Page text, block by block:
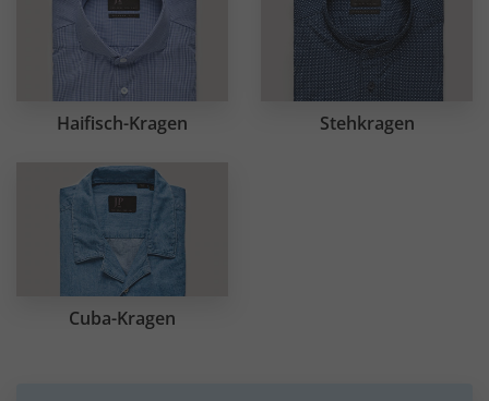
Haifisch-Kragen Stehkragen
Cuba-Kragen